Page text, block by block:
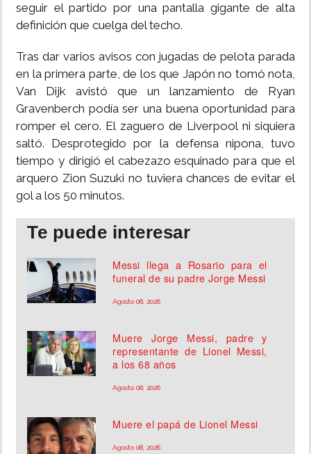
seguir el partido por una pantalla gigante de alta
definición que cuelga del techo.
Tras dar varios avisos con jugadas de pelota parada
en la primera parte, de los que Japón no tomó nota,
Van Dijk avistó que un lanzamiento de Ryan
Gravenberch podía ser una buena oportunidad para
romper el cero. El zaguero de Liverpool ni siquiera
saltó. Desprotegido por la defensa nipona, tuvo
tiempo y dirigió el cabezazo esquinado para que el
arquero Zion Suzuki no tuviera chances de evitar el
gol a los 50 minutos.
Te puede interesar
Messi llega a Rosario para el
funeral de su padre Jorge Messi
Agosto 08, 2026
Muere Jorge Messi, padre y
representante de Lionel Messi,
a los 68 años
Agosto 08, 2026
Muere el papá de Lionel Messi
Agosto 08, 2026